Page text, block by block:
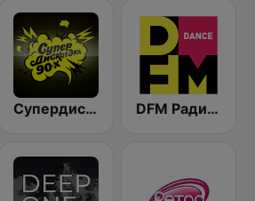
Супердискотека 90х Радио Рекорд (Radio Record 90s Superdisco) DFM Радио 101.2 FM (DFM Radio)